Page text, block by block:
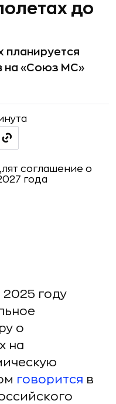
до
планируется
на «Союз МС»
2025 году
о
на
говорится в